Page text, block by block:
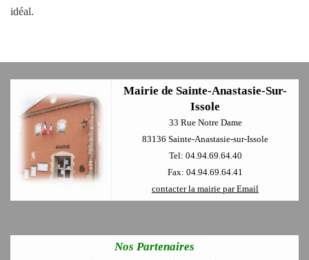
idéal.
Mairie de Sainte-Anastasie-Sur-
Issole
33 Rue Notre Dame
83136 Sainte-Anastasie-sur-Issole
Tel: 04.94.69.64.40
Fax: 04.94.69.64.41
contacter la mairie par Email
Nos Partenaires